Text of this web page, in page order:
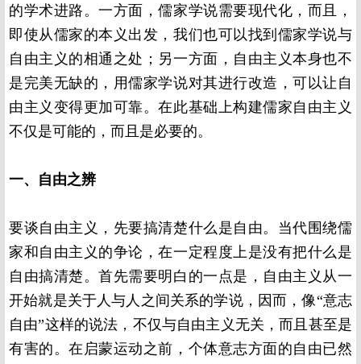
的学术进路。一方面，儒家学说需要现代化，而且，
即使从儒家的本义出发，我们也可以找到儒家学说与
自由主义的相通之处；另一方面，自由主义本身也不
是完美无缺的，用儒家学说对其进行改造，可以让自
由主义变得更加可靠。在此基础上构建儒家自由主义
不仅是可能的，而且是必要的。
一、自由之辨
要谈自由主义，先要搞清楚什么是自由。当代围绕儒
家和自由主义的争论，在一定程度上是没有把什么是
自由搞清楚。首先需要明白的一点是，自由主义从一
开始就是关于人与人之间关系的学说，因而，像“意志
自由”这样的说法，不仅与自由主义无关，而且甚至是
有害的。在启蒙运动之前，个体意志方面的自由已然